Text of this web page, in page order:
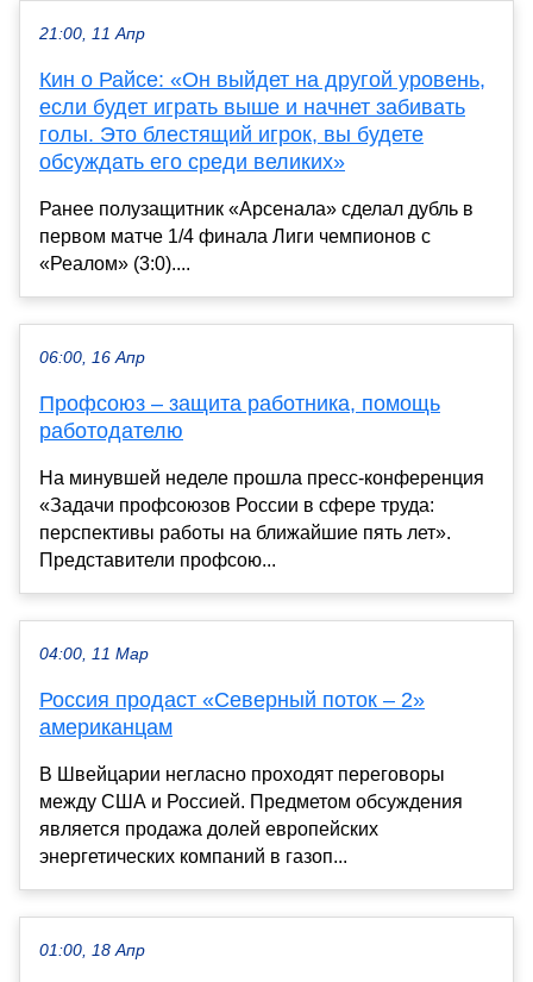
21:00, 11 Апр
Кин о Райсе: «Он выйдет на другой уровень,
если будет играть выше и начнет забивать
голы. Это блестящий игрок, вы будете
обсуждать его среди великих»
Ранее полузащитник «Арсенала» сделал дубль в
первом матче 1/4 финала Лиги чемпионов с
«Реалом» (3:0)....
06:00, 16 Апр
Профсоюз – защита работника, помощь
работодателю
На минувшей неделе прошла пресс-конференция
«Задачи профсоюзов России в сфере труда:
перспективы работы на ближайшие пять лет».
Представители профсою...
04:00, 11 Мар
Россия продаст «Северный поток – 2»
американцам
В Швейцарии негласно проходят переговоры
между США и Россией. Предметом обсуждения
является продажа долей европейских
энергетических компаний в газоп...
01:00, 18 Апр